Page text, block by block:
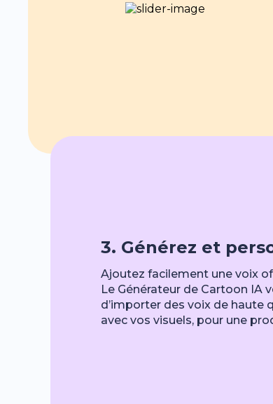
3. Générez et
Ajoutez facilement une voix
Le Générateur de Cartoon IA
d’importer des voix de haute
avec vos visuels, pour une